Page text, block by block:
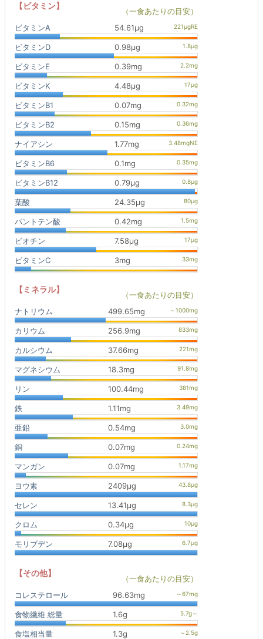
【ビタミン】
（一食あたりの目安）
ビタミンA
54.61μg
ビタミンD 0.98μg
ビタミンE 0.39mg
ビタミンK 4.48μg
ビタミンB1 0.07mg
ビタミンB2 0.15mg
ナイアシン 1.77mg
ビタミンB6 0.1mg
ビタミンB12 0.79μg
葉酸 24.35μg
パントテン酸 0.42mg
ビオチン 7.58μg
ビタミンC 3mg
【ミネラル】
（一食あたりの目安）
ナトリウム
499.65mg
カリウム 256.9mg
カルシウム 37.66mg
マグネシウム 18.3mg
リン 100.44mg
鉄 1.11mg
亜鉛 0.54mg
銅 0.07mg
マンガン 0.07mg
ヨウ素 2409μg
セレン 13.41μg
クロム 0.34μg
モリブデン 7.08μg
【その他】
（一食あたりの目安）
コレステロール
96.63mg
食物繊維 総量 1.6g
食塩相当量 1.3g